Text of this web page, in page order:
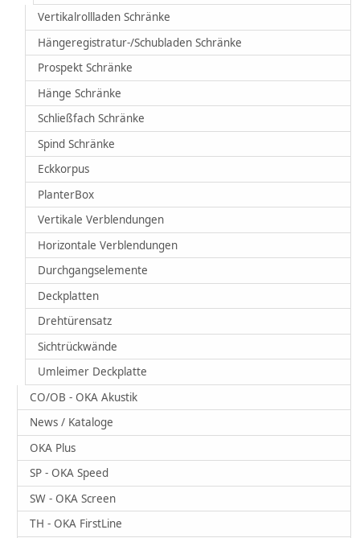
Vertikalrollladen Schränke
Hängeregistratur-/Schubladen Schränke
Prospekt Schränke
Hänge Schränke
Schließfach Schränke
Spind Schränke
Eckkorpus
PlanterBox
Vertikale Verblendungen
Horizontale Verblendungen
Durchgangselemente
Deckplatten
Drehtürensatz
Sichtrückwände
Umleimer Deckplatte
CO/OB - OKA Akustik
News / Kataloge
OKA Plus
SP - OKA Speed
SW - OKA Screen
TH - OKA FirstLine